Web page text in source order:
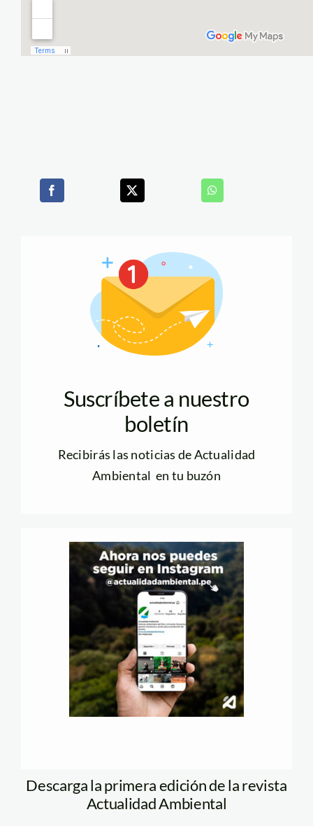
Suscríbete a nuestro
boletín
Recibirás las noticias de Actualidad
Ambiental en tu buzón
Descarga la primera edición de la revista
Actualidad Ambiental